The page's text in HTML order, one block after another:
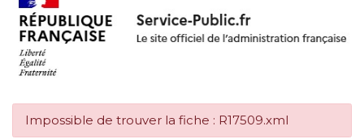
Impossible de trouver la fiche : R17509.xml